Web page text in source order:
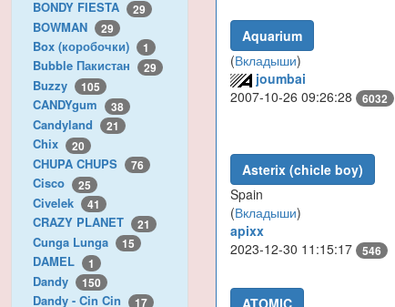
BONDY FIESTA 29
BOWMAN 29
Box (коробочки) 1
Bubble Пакистан 29
Buzzy 105
CANDYgum 38
Candyland 21
Chix 20
CHUPA CHUPS 76
Cisco 25
Civelek 41
CRAZY PLANET 21
Cunga Lunga 15
DAMEL 1
Dandy 150
Dandy - Cin Cin 17
Aquarium
(Вкладыши)
joumbai
2007-10-26 09:26:28
6032
Asterix (chicle boy)
Spain
(Вкладыши)
apixx
2023-12-30 11:15:17
546
ATOMIC